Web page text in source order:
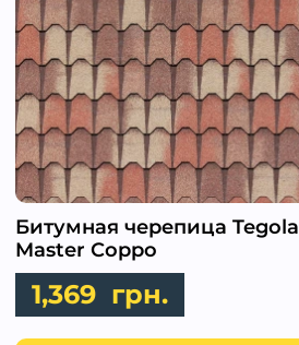
Битумная черепица Tegola
Master Coppo
1,369 грн.